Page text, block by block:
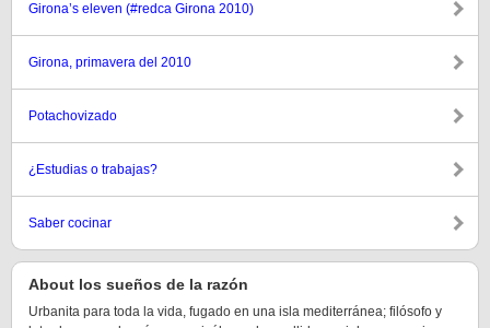
Girona’s eleven (#redca Girona 2010)
Girona, primavera del 2010
Potachovizado
¿Estudias o trabajas?
Saber cocinar
About los sueños de la razón
Urbanita para toda la vida, fugado en una isla mediterránea; filósofo y